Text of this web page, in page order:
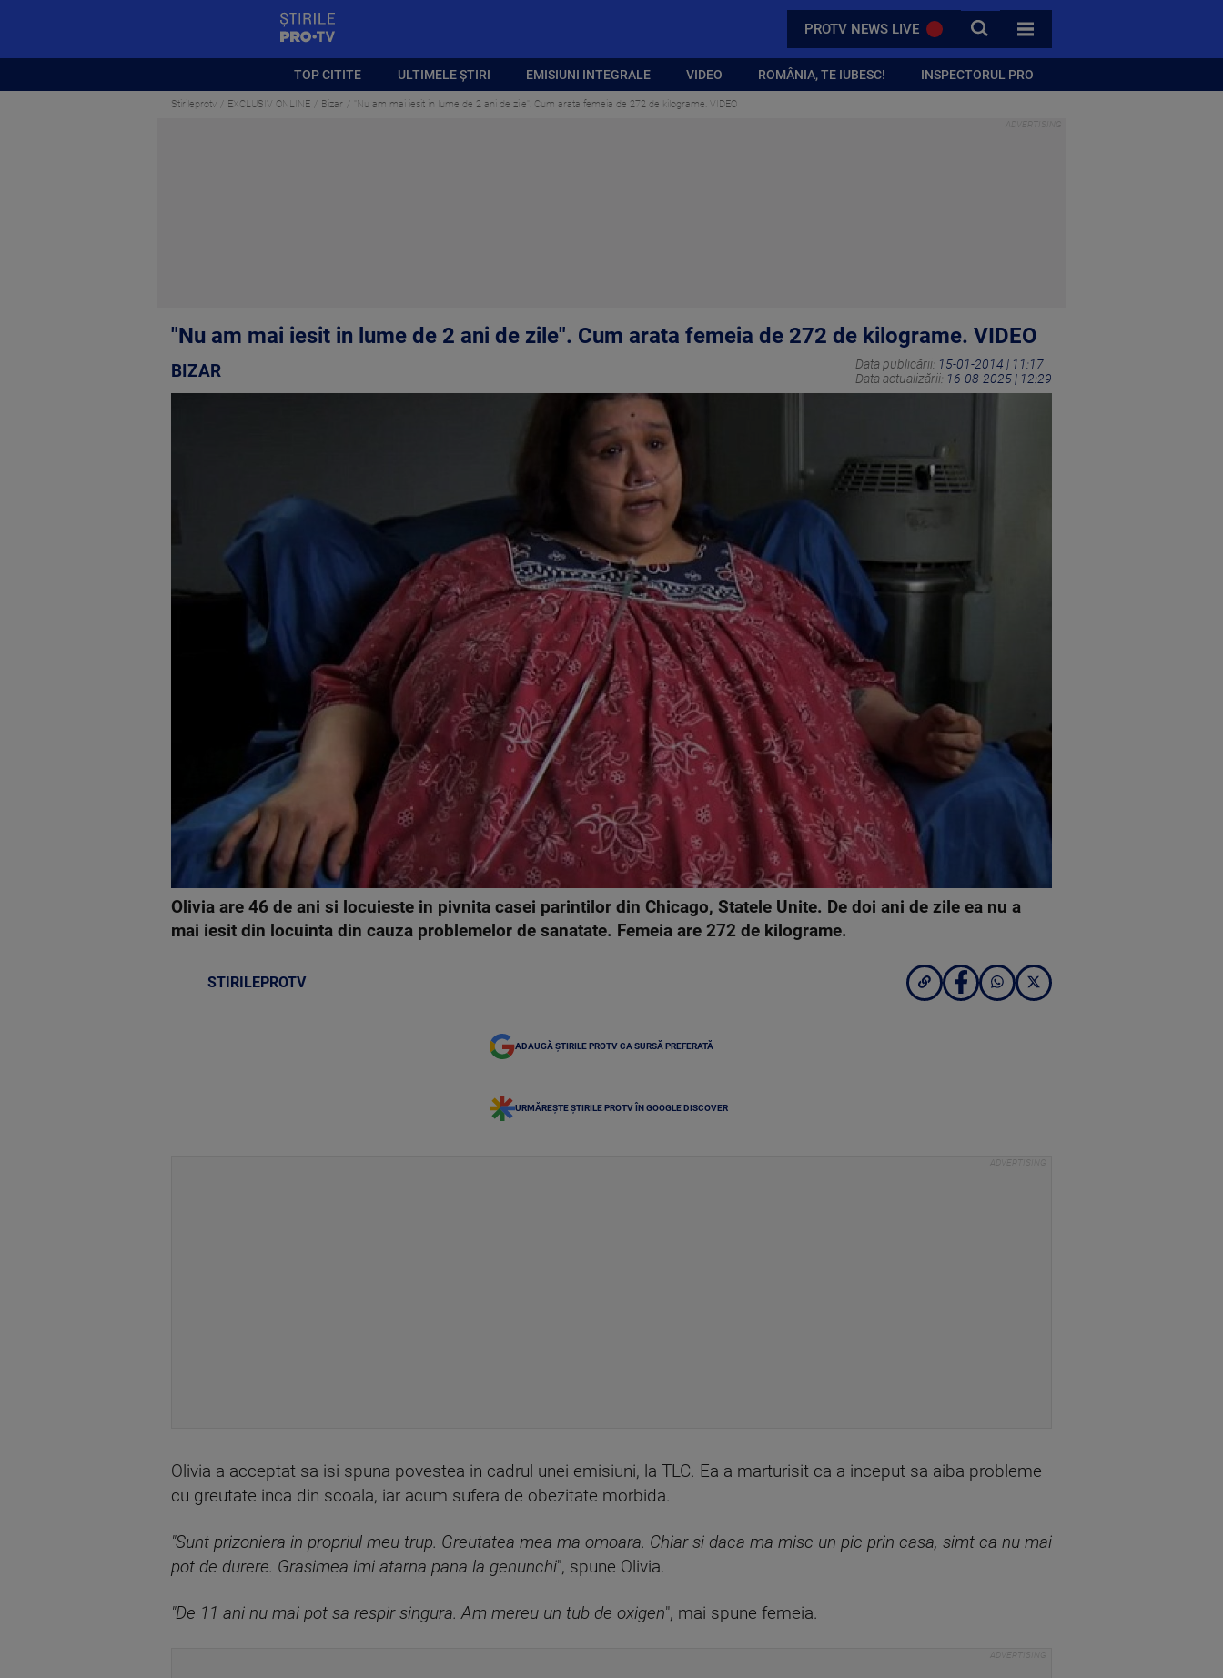
PROTV NEWS LIVE CAUTA
TOATE CATEGORIILE
TOP CITITE ULTIMELE ȘTIRI EMISIUNI INTEGRALE VIDEO ROMÂNIA, TE IUBESC! INSPECTORUL PRO
Stirileprotv EXCLUSIV ONLINE Bizar "Nu am mai iesit in lume de 2 ani de zile". Cum arata femeia de 272 de kilograme. VIDEO
"Nu am mai iesit in lume de 2 ani de zile". Cum arata femeia de 272 de kilograme. VIDEO
BIZAR Data publicării: 15-01-2014 | 11:17
Data actualizării: 16-08-2025 | 12:29
Olivia are 46 de ani si locuieste in pivnita casei parintilor din Chicago, Statele Unite. De doi ani de zile ea nu a
mai iesit din locuinta din cauza problemelor de sanatate. Femeia are 272 de kilograme.
STIRILEPROTV
ADAUGĂ ȘTIRILE PROTV CA SURSĂ PREFERATĂ
URMĂREȘTE ȘTIRILE PROTV ÎN GOOGLE DISCOVER
Olivia a acceptat sa isi spuna povestea in cadrul unei emisiuni, la TLC. Ea a marturisit ca a inceput sa aiba probleme
cu greutate inca din scoala, iar acum sufera de obezitate morbida.
"Sunt prizoniera in propriul meu trup. Greutatea mea ma omoara. Chiar si daca ma misc un pic prin casa, simt ca nu mai
pot de durere. Grasimea imi atarna pana la genunchi", spune Olivia.
"De 11 ani nu mai pot sa respir singura. Am mereu un tub de oxigen", mai spune femeia.